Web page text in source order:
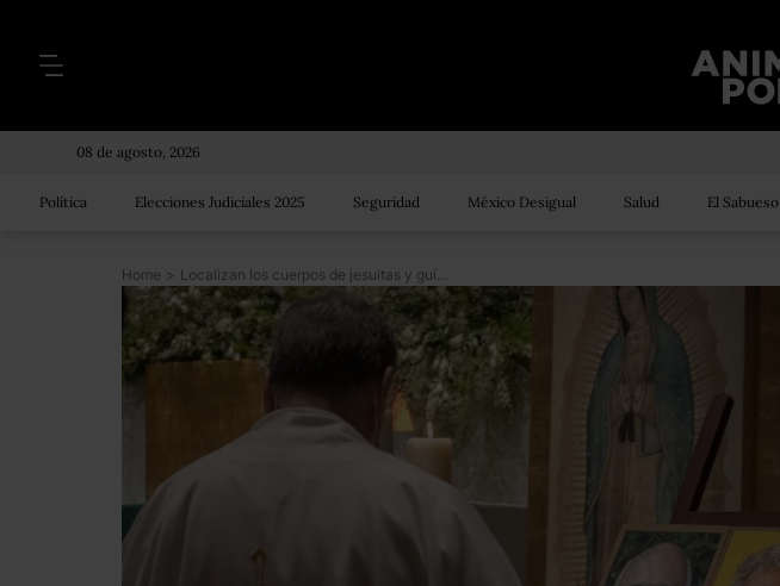
08 de agosto, 2026
Política Elecciones Judiciales 2025 Seguridad México Desigual Salud El Sabueso
Home > Localizan los cuerpos de jesuitas y guía de turistas asesinados en Chihuahua